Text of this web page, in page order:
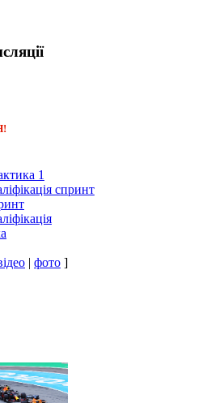
1
спринт
| фото ]